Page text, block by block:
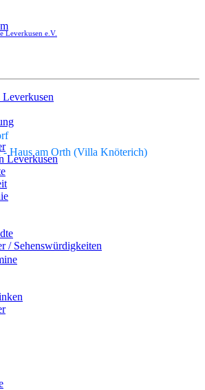
Leverkusen e.V.
Leverkusen
/ Sehenswürdigkeiten
- Haus am Orth (Villa Knöterich)